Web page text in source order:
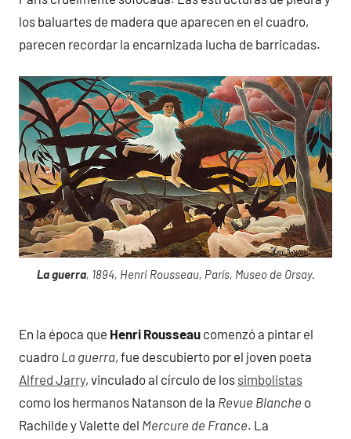
los baluartes de madera que aparecen en el cuadro,
parecen recordar la encarnizada lucha de barricadas.
La guerra, 1894, Henri Rousseau, París, Museo de Orsay.
En la época que Henri Rousseau comenzó a pintar el
cuadro La guerra, fue descubierto por el joven poeta
Alfred Jarry, vinculado al círculo de los simbolistas
como los hermanos Natanson de la Revue Blanche o
Rachilde y Valette del Mercure de France. La